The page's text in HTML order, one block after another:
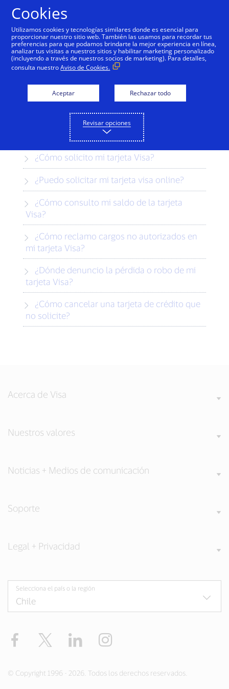
Visa Crédito Visa Débito Visa Prepaga
Preguntas Frecuentes
Encuentra respuestas a las preguntas
sobre tu Visa Crédito o Visa Débito.
¿Cómo solicito mi tarjeta Visa?
¿Puedo solicitar mi tarjeta visa online?
Visa?
mi tarjeta Visa?
tarjeta Visa?
no solicite?
Acerca de Visa
Nuestros valores
Noticias + Medios de comunicación
Soporte
Legal + Privacidad
Selecciona el país o la región
Facebook Twitter LinkedIn
© Copyright 1996 - 2026. Todos los derechos reservados.
Cookies
Utilizamos cookies y tecnologías similares donde es esencial para
proporcionar nuestro sitio web. También las usamos para recordar tus
preferencias para que podamos brindarte la mejor experiencia en línea,
analizar tus visitas a nuestros sitios y habilitar marketing personalizado
(incluyendo a través de nuestros socios de marketing). Para detalles,
consulta nuestroAviso de Cookies.
Aceptar Rechazar todo
Revisar opciones